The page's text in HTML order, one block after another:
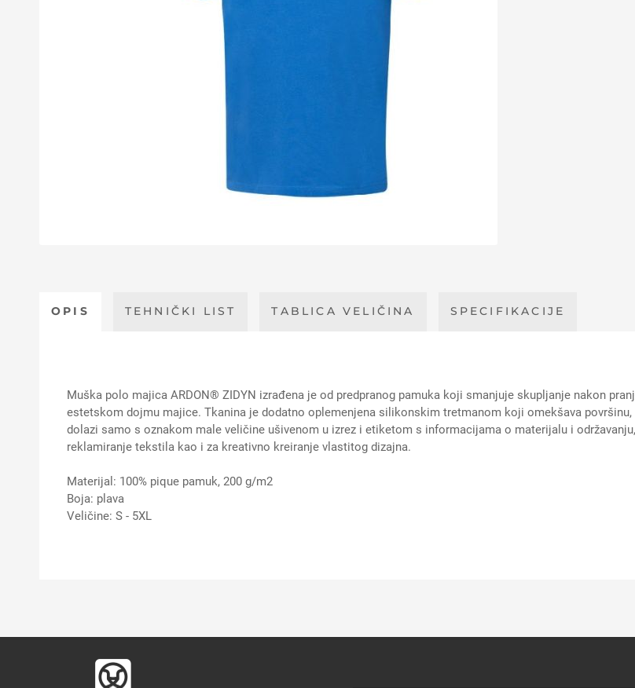
OPIS TEHNIČKI LIST TABLICA VELIČINA SPECIFIKACIJE
Muška polo majica ARDON® ZIDYN izrađena je od predpranog pamuka koji smanjuje skupljanje nakon
estetskom dojmu majice. Tkanina je dodatno oplemenjena silikonskim tretmanom koji omekšava
dolazi samo s oznakom male veličine ušivenom u izrez i etiketom s informacijama o materijalu i
reklamiranje tekstila kao i za kreativno kreiranje vlastitog dizajna.
Materijal: 100% pique pamuk, 200 g/m2
Boja: plava
Veličine: S - 5XL